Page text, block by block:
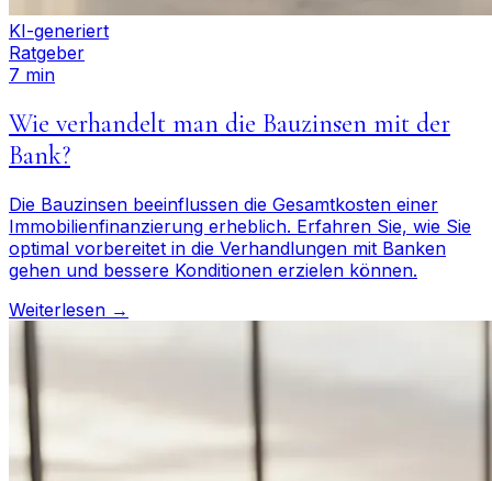
KI-generiert
Ratgeber
7 min
Wie verhandelt man die Bauzinsen mit der
Bank?
Die Bauzinsen beeinflussen die Gesamtkosten einer
Immobilienfinanzierung erheblich. Erfahren Sie, wie Sie
optimal vorbereitet in die Verhandlungen mit Banken
gehen und bessere Konditionen erzielen können.
Weiterlesen →